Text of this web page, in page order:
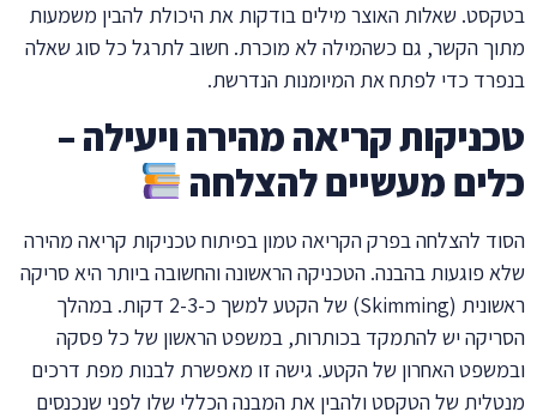
בטקסט. שאלות האוצר מילים בודקות את היכולת להבין משמעות
מתוך הקשר, גם כשהמילה לא מוכרת. חשוב לתרגל כל סוג שאלה
בנפרד כדי לפתח את המיומנות הנדרשת.
טכניקות קריאה מהירה ויעילה –
כלים מעשיים להצלחה
הסוד להצלחה בפרק הקריאה טמון בפיתוח טכניקות קריאה מהירה
שלא פוגעות בהבנה. הטכניקה הראשונה והחשובה ביותר היא סריקה
ראשונית (Skimming) של הקטע למשך כ-2-3 דקות. במהלך
הסריקה יש להתמקד בכותרות, במשפט הראשון של כל פסקה
ובמשפט האחרון של הקטע. גישה זו מאפשרת לבנות מפת דרכים
מנטלית של הטקסט ולהבין את המבנה הכללי שלו לפני שנכנסים